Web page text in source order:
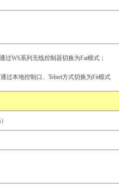
过WS系列无线控制器切换为Fat模式；
通过本地控制口、Telnet方式切换为Fit模式